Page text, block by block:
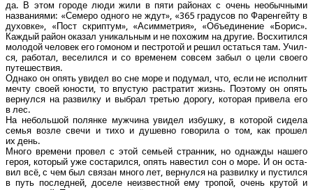
да. В этом горо­де люди жили в пяти рай­о­нах с очень необыч­ны­ми
назва­ни­я­ми: «Семе­ро одно­го не ждут», «365 гра­ду­сов по Фарен­гей­ту в
духов­ке», «Пост скрип­тум», «Асим­мет­рия», «Объ­еди­не­ние «Борис».
Каж­дый рай­он ока­зал уни­каль­ным и не похо­жим на дру­гие. Вос­хи­тил­ся
моло­дой чело­век его гомо­ном и пест­ро­той и решил остать­ся там. Учил­
ся, рабо­тал, весе­лил­ся и со вре­ме­нем совсем забыл о цели сво­е­го
путешествия.
Одна­ко он опять уви­дел во сне море и поду­мал, что, если не испол­нит
меч­ту сво­ей юно­сти, то впу­стую рас­тра­тит жизнь. Поэто­му он опять
вер­нул­ся на раз­вил­ку и выбрал тре­тью доро­гу, кото­рая при­ве­ла его
в лес.
На неболь­шой полян­ке муж­чи­на уви­дел избуш­ку, в кото­рой сиде­ла
семья воз­ле све­чи и тихо и душев­но гово­ри­ла о том, как про­шел
их день.
Мно­го вре­ме­ни про­вел с этой семьей стран­ник, но одна­жды наше­го
героя, кото­рый уже соста­рил­ся, опять наве­стил сон о море. И он оста­
вил всё, с чем был свя­зан мно­го лет, вер­нул­ся на раз­вил­ку и пустил­ся
в путь послед­ней, досе­ле неиз­вест­ной ему тро­пой, очень кру­той и